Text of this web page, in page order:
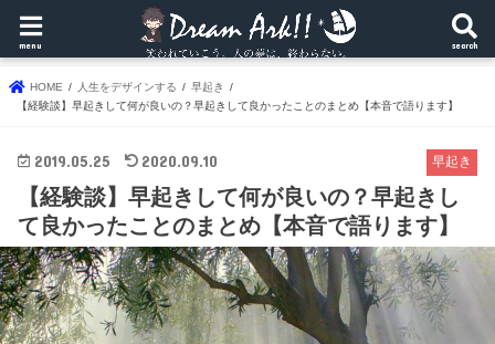
search
menu
HOME 人生をデザインする
早起き
【経験談】早起きして何が良いの？早起きして良かったことのまとめ【本音で語ります】
早起き
2019.05.25 2020.09.10
【経験談】早起きして何が良いの？早起きし
て良かったことのまとめ【本音で語ります】